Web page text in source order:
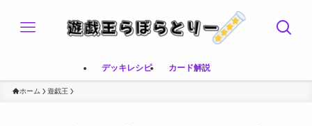
デッキレシピ カード解説
ホーム 遊戯王